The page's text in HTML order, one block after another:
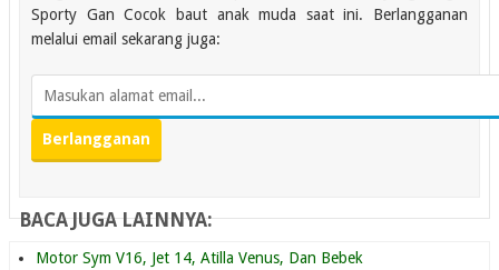
Sporty Gan Cocok baut anak muda saat ini. Berlangganan
melalui email sekarang juga:
BACA JUGA LAINNYA:
Motor Sym V16, Jet 14, Atilla Venus, Dan Bebek